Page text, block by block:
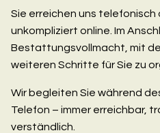
Sie erreichen uns
unkompliziert online. Im
Bestattungsvollmacht, mit
weiteren Schritte für Sie zu
Wir begleiten Sie während
Telefon – immer erreichbar,
verständlich.